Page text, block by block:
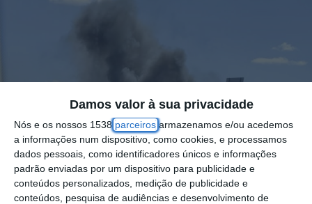
Damos valor à sua privacidade
Nós e os nossos 1538 parceiros armazenamos e/ou acedemos
a informações num dispositivo, como cookies, e processamos
dados pessoais, como identificadores únicos e informações
padrão enviadas por um dispositivo para publicidade e
conteúdos personalizados, medição de publicidade e
conteúdos, pesquisa de audiências e desenvolvimento de